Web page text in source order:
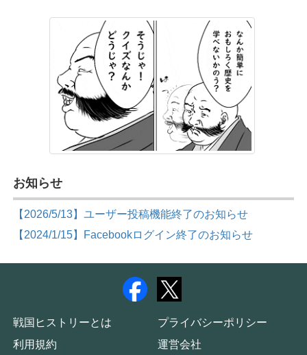
お知らせ
【2026/5/13】ユーザー投稿機能終了のお知らせ
【2024/1/15】Facebookログイン終了のお知らせ
戦国ヒストリーとは
プライバシーポリシー
利用規約
運営会社